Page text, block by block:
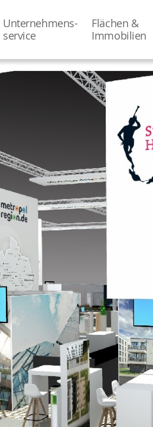
Unternehmens-
­service
Flächen &
Immobilien